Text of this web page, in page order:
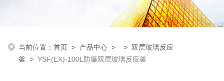
当前位置：首页 > 产品中心 > >双层玻璃反应
釜 >YSF(EX)-100L防爆双层玻璃反应釜